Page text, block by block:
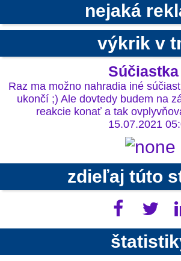
nejaká
výkrik v
Súčiastka
Raz ma možno nahradia iné
ukončí ;) Ale dovtedy budem na
reakcie konať a tak
15.07.2021
zdieľaj túto